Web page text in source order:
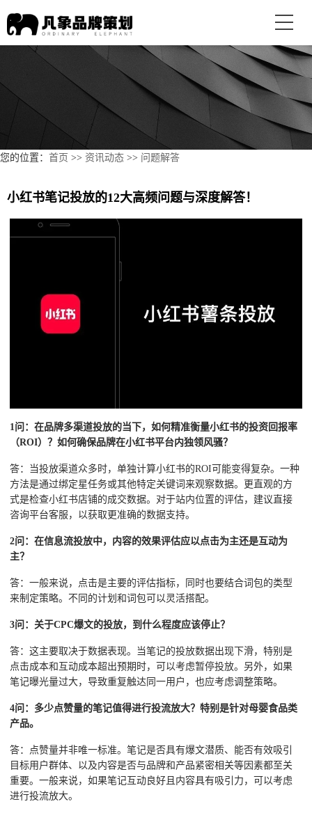
您的位置： 首页 >> 资讯动态 >> 问题解答
小红书笔记投放的12大高频问题与深度解答！
1问：在品牌多渠道投放的当下，如何精准衡量小红书的投资回报率
（ROI）？如何确保品牌在小红书平台内独领风骚？
答：当投放渠道众多时，单独计算小红书的ROI可能变得复杂。一种
方法是通过绑定星任务或其他特定关键词来观察数据。更直观的方
式是检查小红书店铺的成交数据。对于站内位置的评估，建议直接
咨询平台客服，以获取更准确的数据支持。
2问：在信息流投放中，内容的效果评估应以点击为主还是互动为
主？
答：一般来说，点击是主要的评估指标，同时也要结合词包的类型
来制定策略。不同的计划和词包可以灵活搭配。
3问：关于CPC爆文的投放，到什么程度应该停止？
答：这主要取决于数据表现。当笔记的投放数据出现下滑，特别是
点击成本和互动成本超出预期时，可以考虑暂停投放。另外，如果
笔记曝光量过大，导致重复触达同一用户，也应考虑调整策略。
4问：多少点赞量的笔记值得进行投流放大？特别是针对母婴食品类
产品。
答：点赞量并非唯一标准。笔记是否具有爆文潜质、能否有效吸引
目标用户群体、以及内容是否与品牌和产品紧密相关等因素都至关
重要。一般来说，如果笔记互动良好且内容具有吸引力，可以考虑
进行投流放大。